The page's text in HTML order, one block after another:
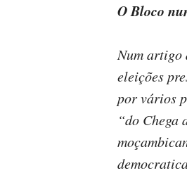
O Bloco
Num
eleições
por vários
“do Chega